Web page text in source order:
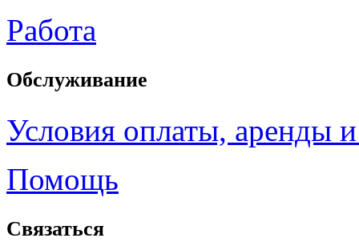
Работа
Обслуживание
Условия оплаты, аренды
Помощь
Связаться